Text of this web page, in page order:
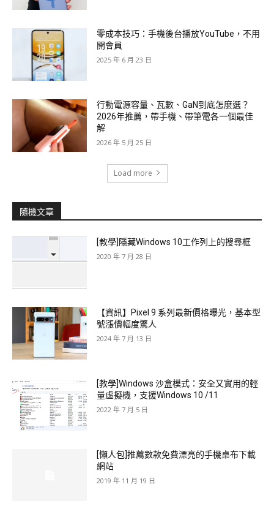
零成本技巧：手機後台播放YouTube，不用
開會員
2025 年 6 月 23 日
行動電源容量、瓦數、GaN到底怎麼選？
2026年推薦，帶手機、帶筆電各一個最佳
解
2026 年 5 月 25 日
Load more
隨機文章
[教學]隱藏Windows 10工作列上的搜尋框
2020 年 7 月 28 日
【資訊】Pixel 9 系列最新價格曝光，基本型
號漲價幅度驚人
2024 年 7 月 13 日
[教學]Windows 沙盒模式：安全又實用的輕
量虛擬機，支援Windows 10 /11
2022 年 7 月 5 日
[懶人包]推薦數款免費漂亮的手機桌布下載
網站
2019 年 11 月 19 日